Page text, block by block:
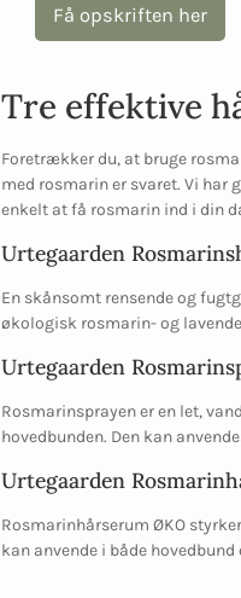
Få opskriften her
Tre effektive
Foretrækker du, at bruge
med rosmarin er svaret. Vi har
enkelt at få rosmarin ind i din
Urtegaarden
En skånsomt rensende og
økologisk rosmarin- og
Urtegaarden
Rosmarinsprayen er en let,
hovedbunden. Den kan
Urtegaarden
Rosmarinhårserum ØKO
kan anvende i både